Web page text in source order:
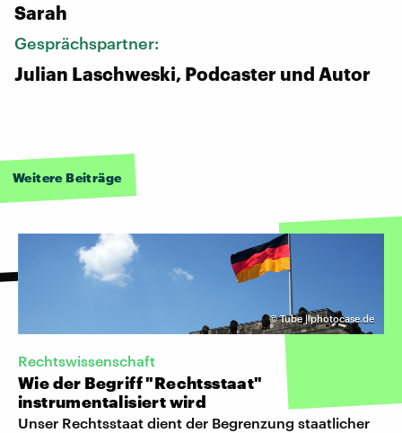
Sarah
Gesprächspartner:
Julian Laschweski, Podcaster und Autor
Weitere Beiträge
©Tube | photocase.de
Rechtswissenschaft
Wie der Begriff "Rechtsstaat"
instrumentalisiert wird
Unser Rechtsstaat dient der Begrenzung staatlicher